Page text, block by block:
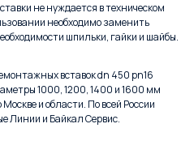
не нуждается в техническом
необходимо заменить
шпильки, гайки и шайбы.
вставок dn 450 pn16
1000, 1200, 1400 и 1600 мм
и области. По всей России
Линии и Байкал Сервис.